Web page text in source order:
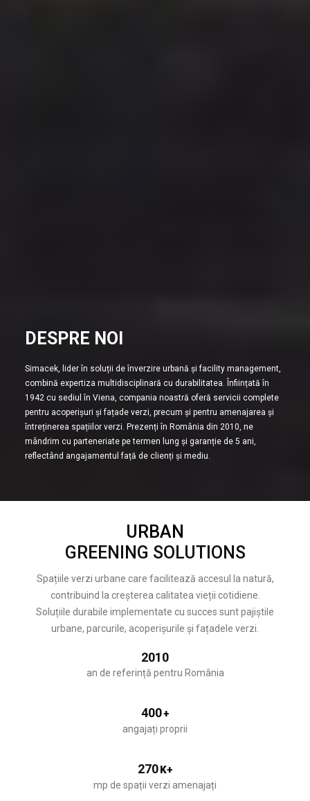
DESPRE NOI
Simacek, lider în soluții de înverzire urbană și facility management,
combină expertiza multidisciplinară cu durabilitatea. Înființată în
1942 cu sediul în Viena, compania noastră oferă servicii complete
pentru acoperișuri și fațade verzi, precum și pentru amenajarea și
întreținerea spațiilor verzi. Prezenți în România din 2010, ne
mândrim cu parteneriate pe termen lung și garanție de 5 ani,
reflectând angajamentul față de clienți și mediu.
URBAN
GREENING SOLUTIONS
Spațiile verzi urbane care facilitează accesul la natură,
contribuind la creșterea calitatea vieții cotidiene.
Soluțiile durabile implementate cu succes sunt pajiștile
urbane, parcurile, acoperișurile și fațadele verzi.
2010
an de referință pentru România
400+
angajați proprii
270K+
mp de spații verzi amenajați